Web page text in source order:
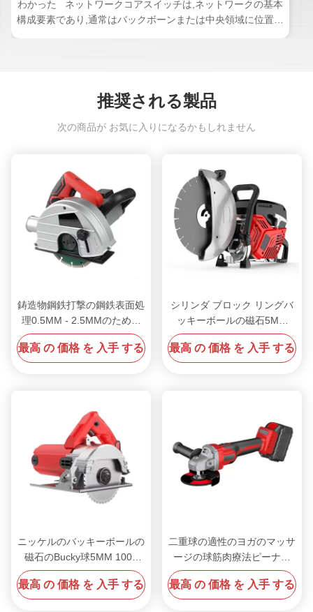
わかった ネットワークコアスイッチは,ネットワークの基本
構成要素であり,通常はバックボーンまたは中央領域に位置す
ー,インターネットサービスプロバイダー (ISP) との接続を容
易にする.そして他のスイッチの合計効率的に転送されるトラ
フィックを処理するには,コアレイヤスイッチは大きなパワー
に 機能 し ます か 次のセクションでは,ネットワークコアス
イッチがネットワーク環境でどのように動作するかを説明す
る. ネットワークトラフィックの集計 ネットワークコアス
イッチは,さまざまなソースからネットワークトラフィックを
集約し,それを統合し,効率的に管理する重要な役割を果たし
ます. 高速データ転送 コアレイヤスイッチは,高度なスイッ
チ技術を使用して,データパケットを迅速かつ効率的に処理し
し,シームレスな通信とデータ転送を可能にします. ネット
ワーク・コア・スイッチの使用の利点は,上記の点から明らか
になります.この機器は,両方向のデータフローを容易にし,ネ
ットワークの自己修復を可能にすることで,データ伝達の信頼
せしますこの便利さは,効率的な遠隔管理と保守を可能にしま
推奨される製品
次の商品が お気に入りになるかもしれません
鋳造物鋼鉄打撃の鋼鉄表面処
理0.5MM - 2.5MMのための
鋼鉄屑ワイヤー打撃の球
最高 の 価格 を 入手 する
シリンダ ブロック リングバ
ッキーボールの磁石5MM
512 PCSのネオジム80-
220°C
最高 の 価格 を 入手 する
ニッケルのバッキーボールの
磁石のBucky球5MM 1000
PCS 3mmの10mmカスタマ
イズされた形
最高 の 価格 を 入手 する
二重球の適性のヨガのマッサ
ージの球筋肉療法ピーナツ
シリコーンによって印刷され
るロゴ
最高 の 価格 を 入手 する